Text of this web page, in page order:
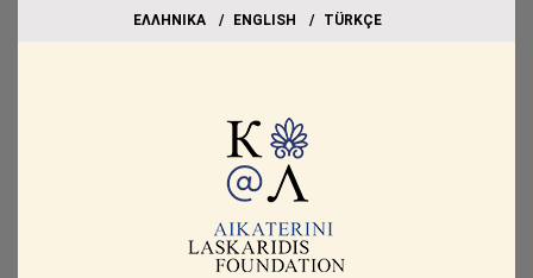
EΛΛΗΝΙΚΑ ΕΝGLISH TÜRKÇE